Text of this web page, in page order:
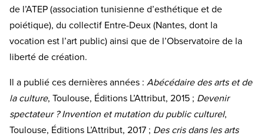
de l’ATEP (association tunisienne d’esthétique et de
poiétique), du collectif Entre-Deux (Nantes, dont la
vocation est l’art public) ainsi que de l’Observatoire de la
liberté de création.
Il a publié ces dernières années : Abécédaire des arts et de
la culture, Toulouse, Éditions L’Attribut, 2015 ; Devenir
spectateur ? Invention et mutation du public culturel,
Toulouse, Éditions L’Attribut, 2017 ; Des cris dans les arts